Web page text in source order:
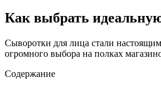
Как выбрать
Сыворотки для лица стали
огромного выбора на полках
Содержание